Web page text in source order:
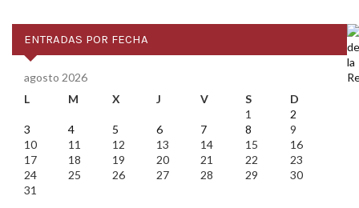
ENTRADAS POR FECHA
agosto 2026
L
M X J V S
D
1
2
3
4 5 6 7 8
9
10
11 12 13 14 15
16
17
18 19 20 21 22
23
24
25 26 27 28 29
30
31